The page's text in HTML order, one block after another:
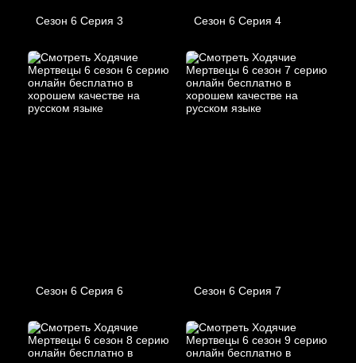
Сезон 6 Серия 3 Сезон 6 Серия 4
Сезон 6 Серия 6 Сезон 6 Серия 7